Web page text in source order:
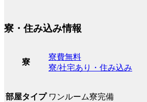
寮・住み込み情報
寮
寮費無料
寮/社宅あり・住み込み
部屋タイプ ワンルーム寮完備